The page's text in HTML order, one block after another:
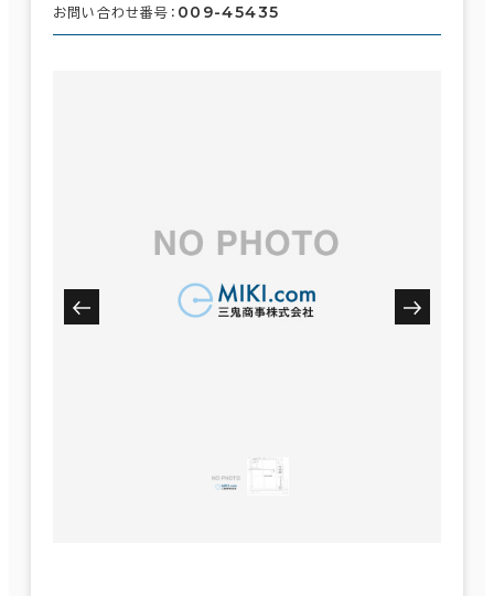
お問い合わせ番号： 009-45435